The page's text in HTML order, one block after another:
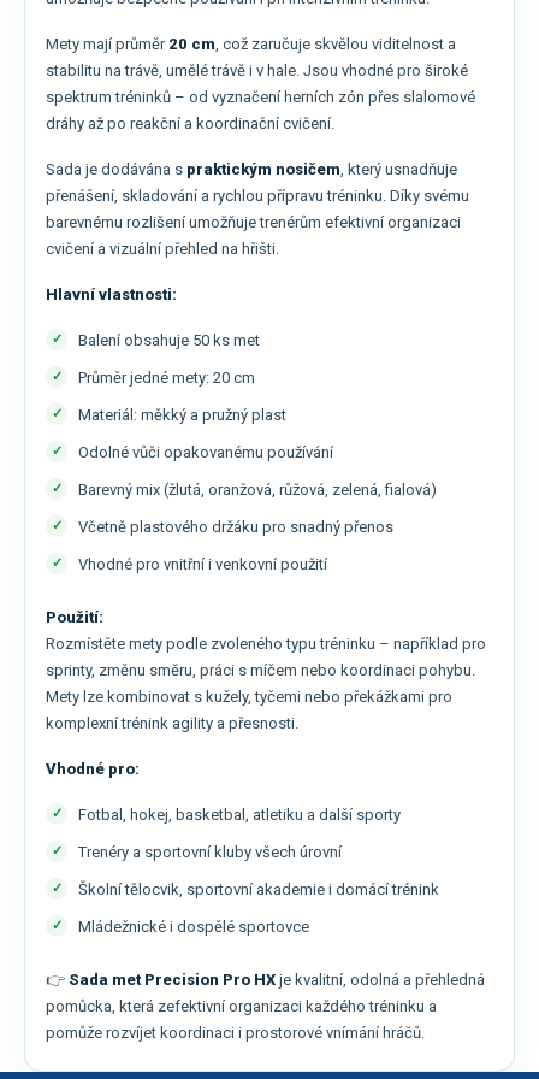
Mety mají průměr 20 cm, což zaručuje skvělou viditelnost a
stabilitu na trávě, umělé trávě i v hale. Jsou vhodné pro široké
spektrum tréninků – od vyznačení herních zón přes slalomové
dráhy až po reakční a koordinační cvičení.
Sada je dodávána s praktickým nosičem, který usnadňuje
přenášení, skladování a rychlou přípravu tréninku. Díky svému
barevnému rozlišení umožňuje trenérům efektivní organizaci
cvičení a vizuální přehled na hřišti.
Hlavní vlastnosti:
Balení obsahuje 50 ks met
Průměr jedné mety: 20 cm
Materiál: měkký a pružný plast
Odolné vůči opakovanému používání
Barevný mix (žlutá, oranžová, růžová, zelená, fialová)
Včetně plastového držáku pro snadný přenos
Vhodné pro vnitřní i venkovní použití
Použití:
Rozmístěte mety podle zvoleného typu tréninku – například pro
sprinty, změnu směru, práci s míčem nebo koordinaci pohybu.
Mety lze kombinovat s kužely, tyčemi nebo překážkami pro
komplexní trénink agility a přesnosti.
Vhodné pro:
Fotbal, hokej, basketbal, atletiku a další sporty
Trenéry a sportovní kluby všech úrovní
Školní tělocvik, sportovní akademie i domácí trénink
Mládežnické i dospělé sportovce
👉 Sada met Precision Pro HX je kvalitní, odolná a přehledná
pomůcka, která zefektivní organizaci každého tréninku a
pomůže rozvíjet koordinaci i prostorové vnímání hráčů.